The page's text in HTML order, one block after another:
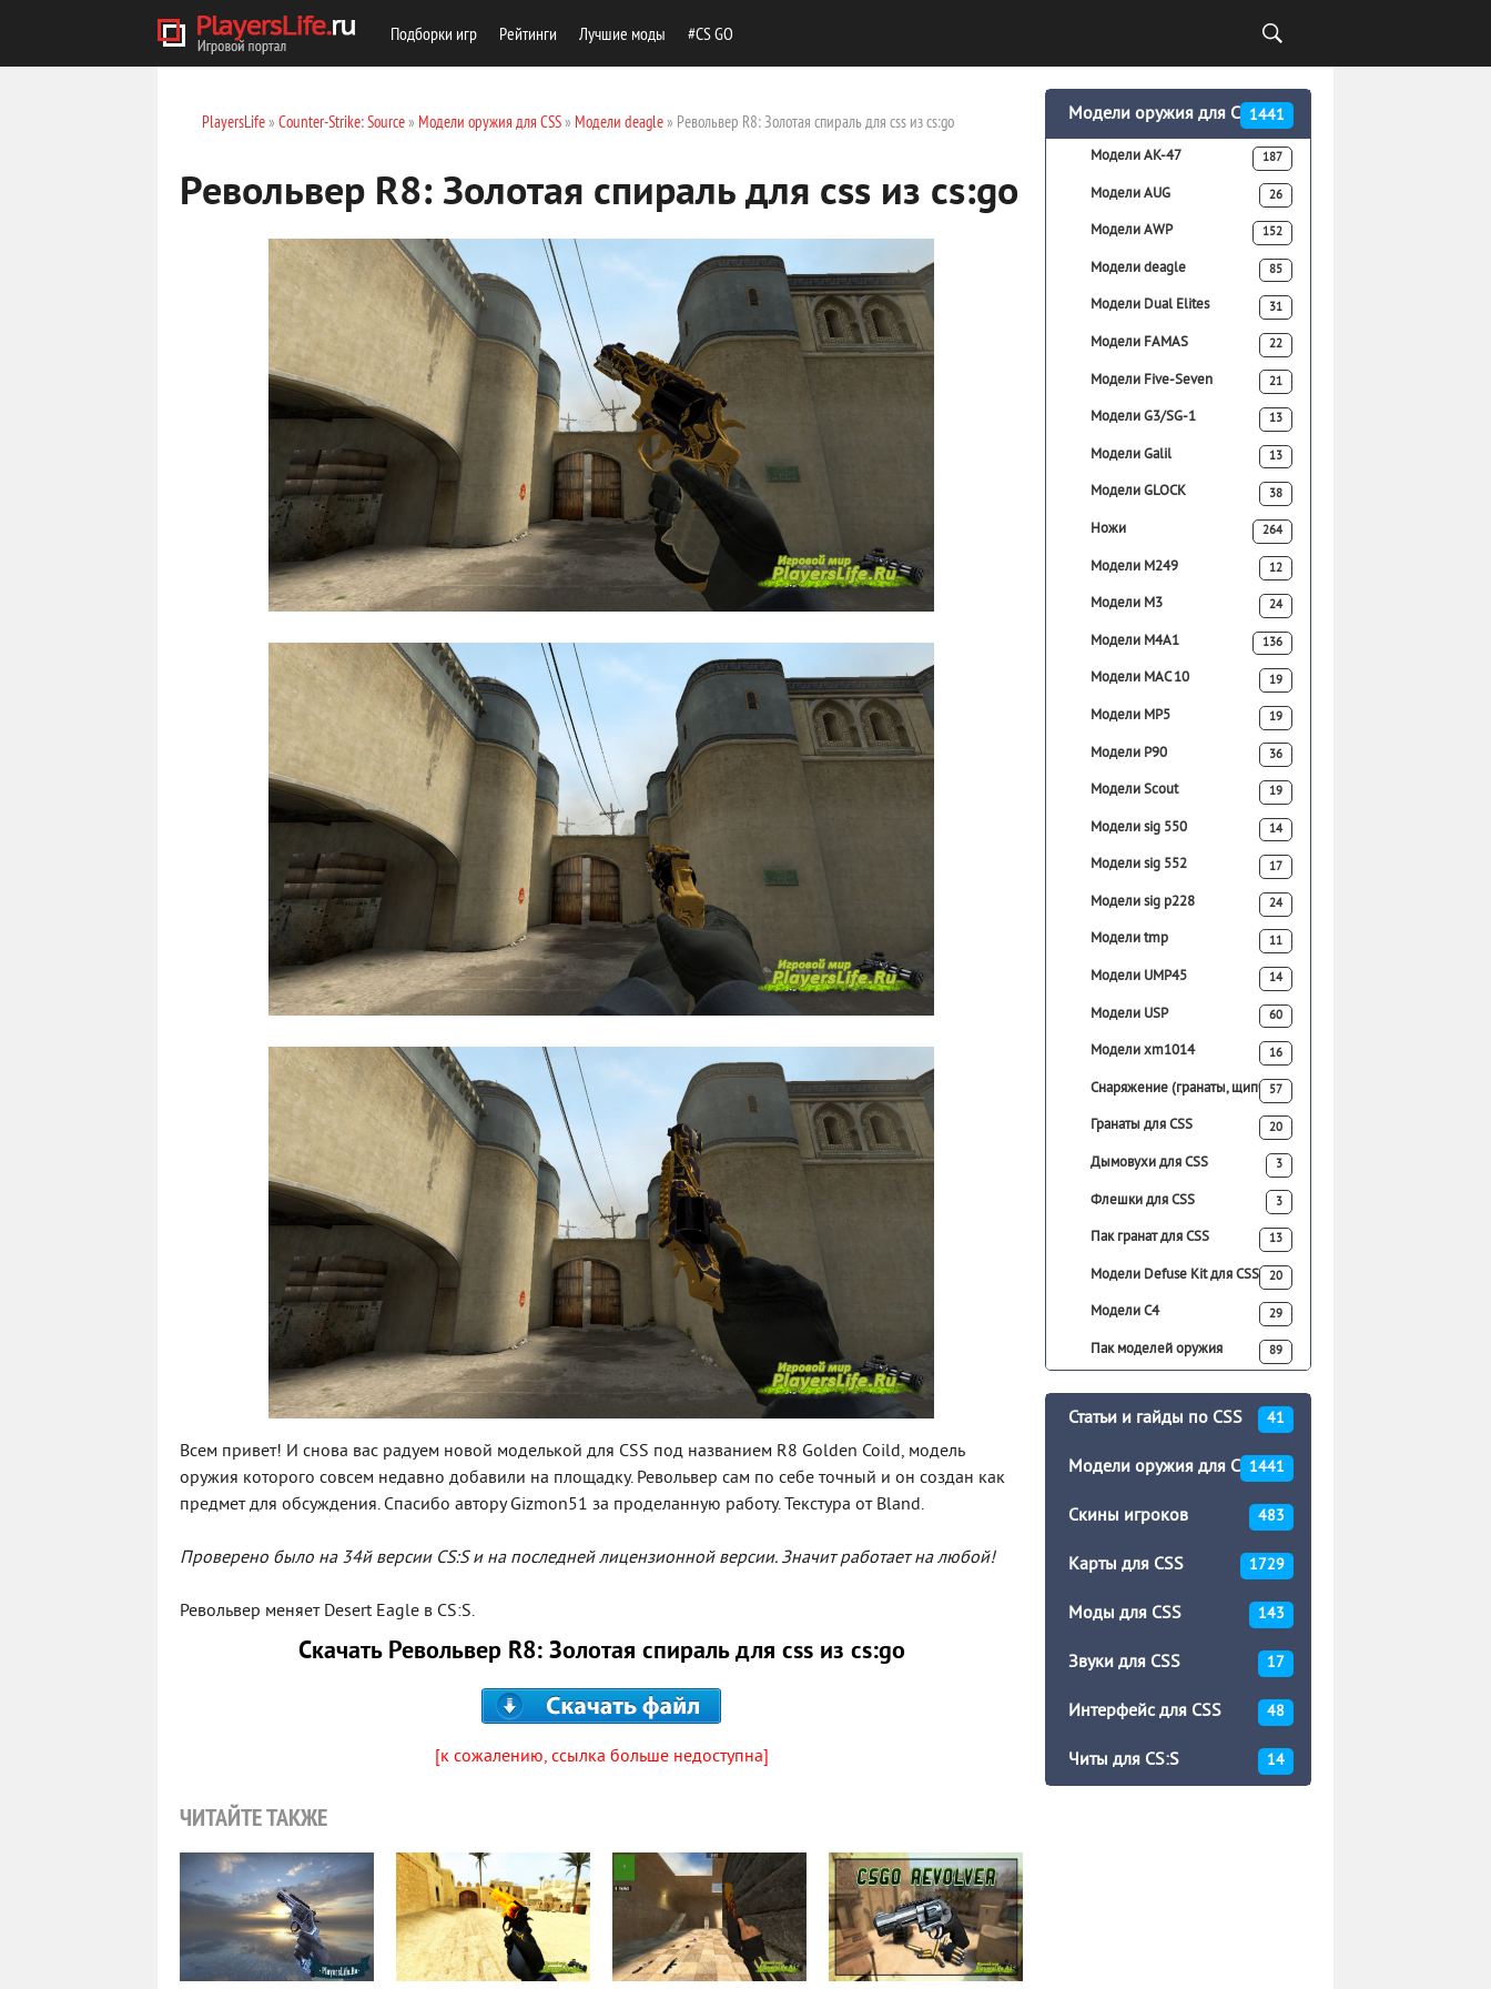
Подборки игр Рейтинги Лучшие моды #CS GO
PlayersLife» Counter-Strike: Source» Модели оружия для CSS» Модели deagle» Револьвер R8: Золотая спираль для css из cs:go
Револьвер R8: Золотая спираль для css из cs:go
Всем привет! И снова вас радуем новой моделькой для CSS под названием R8 Golden Coild, модель
оружия которого совсем недавно добавили на площадку. Револьвер сам по себе точный и он создан как
предмет для обсуждения. Спасибо автору Gizmon51 за проделанную работу. Текстура от Bland.
Проверено было на 34й версии CS:S и на последней лицензионной версии. Значит работает на любой!
Револьвер меняет Desert Eagle в CS:S.
Скачать Револьвер R8: Золотая спираль для css из cs:go
[к сожалению, ссылка больше недоступна]
ЧИТАЙТЕ ТАКЖЕ
Модели оружия для CSS1441
Модели AK-47 187
Модели AUG 26
Модели AWP 152
Модели deagle 85
Модели Dual Elites 31
Модели FAMAS 22
Модели Five-Seven 21
Модели G3/SG-1 13
Модели Galil 13
Модели GLOCK 38
Ножи 264
Модели M249 12
Модели M3 24
Модели M4A1 136
Модели MAC 10 19
Модели MP5 19
Модели P90 36
Модели Scout 19
Модели sig 550 14
Модели sig 552 17
Модели sig p228 24
Модели tmp 11
Модели UMP45 14
Модели USP 60
Модели xm1014 16
Снаряжение (гранаты, щипчики)
57
Гранаты для CSS 20
Дымовухи для CSS 3
Флешки для CSS 3
Пак гранат для CSS 13
Модели Defuse Kit для CSS 20
Модели C4 29
Пак моделей оружия 89
Статьи и гайды по CSS 41
Модели оружия для CSS1441
Скины игроков 483
Карты для CSS 1729
Моды для CSS 143
Звуки для CSS 17
Интерфейс для CSS 48
Читы для CS:S 14